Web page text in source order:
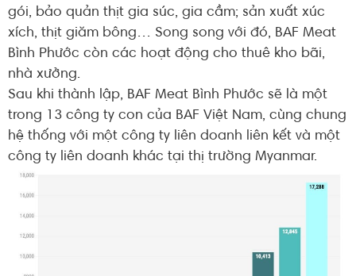
gói, bảo quản thịt gia súc, gia cầm; sản xuất xúc
xích, thịt giăm bông… Song song với đó, BAF Meat
Bình Phước còn các hoạt động cho thuê kho bãi,
nhà xưởng.
Sau khi thành lập, BAF Meat Bình Phước sẽ là một
trong 13 công ty con của BAF Việt Nam, cùng chung
hệ thống với một công ty liên doanh liên kết và một
công ty liên doanh khác tại thị trường Myanmar.